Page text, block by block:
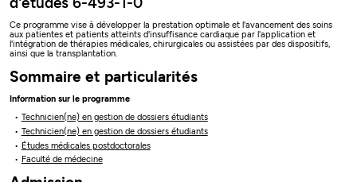
Ce programme vise à développer la prestation optimale et l'avancement des soins
aux patientes et patients atteints d'insuffisance cardiaque par l'application et
l'intégration de thérapies médicales, chirurgicales ou assistées par des dispositifs,
ainsi que la transplantation.
Sommaire et particularités
Information sur le programme
Technicien(ne) en gestion de dossiers étudiants
Technicien(ne) en gestion de dossiers étudiants
Études médicales postdoctorales
Faculté de médecine